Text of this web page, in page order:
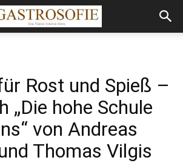
Rost und Spieß –
„Die hohe Schule
von Andreas
Thomas Vilgis